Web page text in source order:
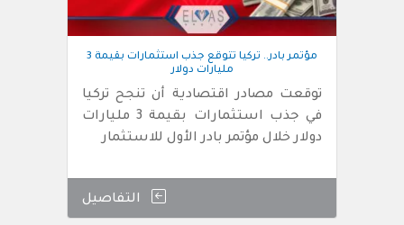
مؤتمر بادر.. تركيا تتوقع جذب استثمارات بقيمة 3
مليارات دولار
توقعت مصادر اقتصادية أن تنجح تركيا
في جذب استثمارات بقيمة 3 مليارات
دولار خلال مؤتمر بادر الأول للاستثمار
التفاصيل